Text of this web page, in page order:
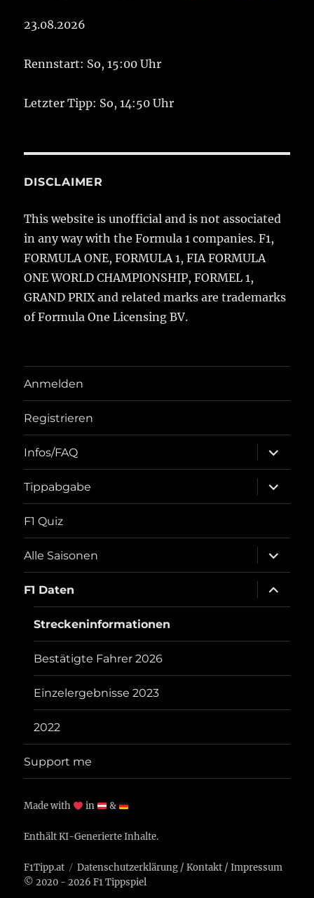
23.08.2026
Rennstart: So, 15:00 Uhr
Letzter Tipp: So, 14:50 Uhr
DISCLAIMER
This website is unofficial and is not associated
in any way with the Formula 1 companies. F1,
FORMULA ONE, FORMULA 1, FIA FORMULA
ONE WORLD CHAMPIONSHIP, FORMEL 1,
GRAND PRIX and related marks are trademarks
of Formula One Licensing BV.
Anmelden
Registrieren
Infos/FAQ
öffnen
Tippabgabe
öffnen
F1 Quiz
Alle Saisonen
öffnen
F1 Daten
öffnen
Streckeninformationen
Bestätigte Fahrer 2026
Einzelergebnisse 2023
2022
Support me
Made with in &
Enthält KI-Generierte Inhalte.
F1Tipp.at Datenschutzerklärung /Kontakt /Impressum
© 2020 - 2026 F1 Tippspiel